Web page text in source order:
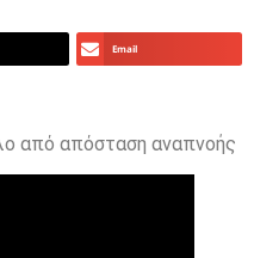
Email
από απόσταση αναπνοής